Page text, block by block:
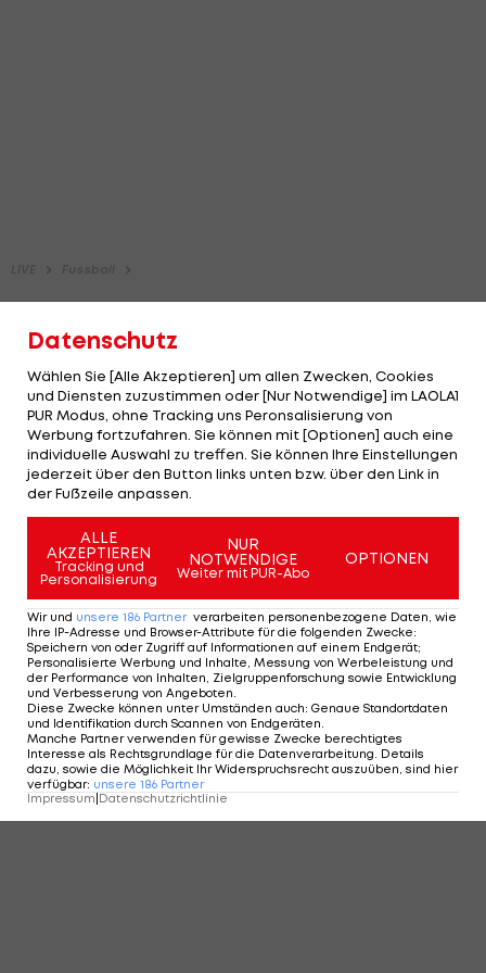
Datenschutz
Wählen Sie [Alle Akzeptieren] um allen Zwecken, Cookies
und Diensten zuzustimmen oder [Nur Notwendige] im LAOLA1
PUR Modus, ohne Tracking uns Peronsalisierung von
Werbung fortzufahren. Sie können mit [Optionen] auch eine
individuelle Auswahl zu treffen. Sie können Ihre Einstellungen
jederzeit über den Button links unten bzw. über den Link in
der Fußzeile anpassen.
ALLE
AKZEPTIEREN
Tracking und
Personalisierung
NUR
NOTWENDIGE
Weiter mit PUR-Abo
OPTIONEN
Wir und unsere 186 Partner verarbeiten personenbezogene Daten, wie
Ihre IP-Adresse und Browser-Attribute für die folgenden Zwecke:
Speichern von oder Zugriff auf Informationen auf einem Endgerät;
Personalisierte Werbung und Inhalte, Messung von Werbeleistung und
der Performance von Inhalten, Zielgruppenforschung sowie Entwicklung
und Verbesserung von Angeboten.
Diese Zwecke können unter Umständen auch: Genaue Standortdaten
und Identifikation durch Scannen von Endgeräten.
Manche Partner verwenden für gewisse Zwecke berechtigtes
Interesse als Rechtsgrundlage für die Datenverarbeitung. Details
dazu, sowie die Möglichkeit Ihr Widerspruchsrecht auszuüben, sind hier
verfügbar: unsere 186 Partner
Impressum Datenschutzrichtlinie